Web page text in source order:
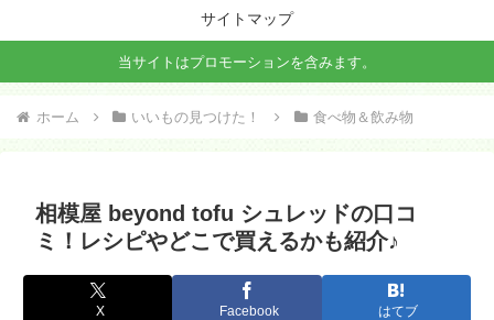
サイトマップ
当サイトはプロモーションを含みます。
ホーム いいもの見つけた！ 食べ物＆飲み物
相模屋 beyond tofu シュレッドの口コ
ミ！レシピやどこで買えるかも紹介♪
X Facebook はてブ